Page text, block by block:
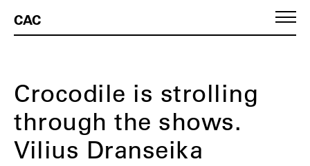
CAC
Crocodile is strolling
through the shows.
Vilius Dranseika